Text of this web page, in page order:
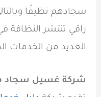
سجادهم نظيفًا
راقي تنتشر النظافة
العديد من الخدمات
شركة غسيل سجاد